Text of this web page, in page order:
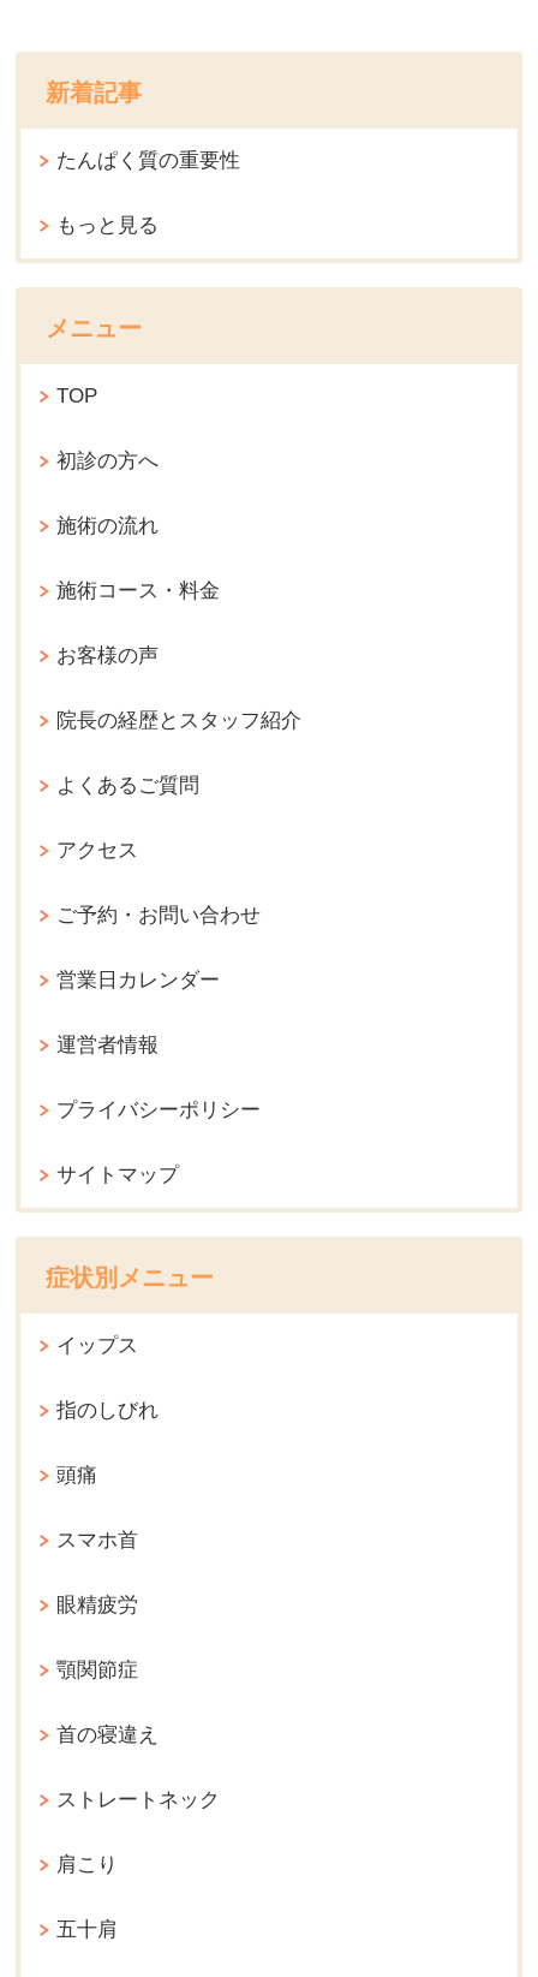
新着記事
たんぱく質の重要性
もっと見る
メニュー
TOP
初診の方へ
施術の流れ
施術コース・料金
お客様の声
院長の経歴とスタッフ紹介
よくあるご質問
アクセス
ご予約・お問い合わせ
営業日カレンダー
運営者情報
プライバシーポリシー
サイトマップ
症状別メニュー
イップス
指のしびれ
頭痛
スマホ首
眼精疲労
顎関節症
首の寝違え
ストレートネック
肩こり
五十肩